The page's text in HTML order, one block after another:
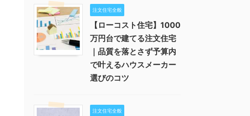
注文住宅全般
【ローコスト住宅】1000
万円台で建てる注文住宅
｜品質を落とさず予算内
で叶えるハウスメーカー
選びのコツ
注文住宅全般